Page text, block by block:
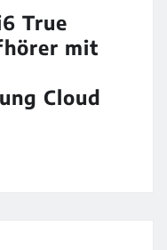
True
mit
Cloud